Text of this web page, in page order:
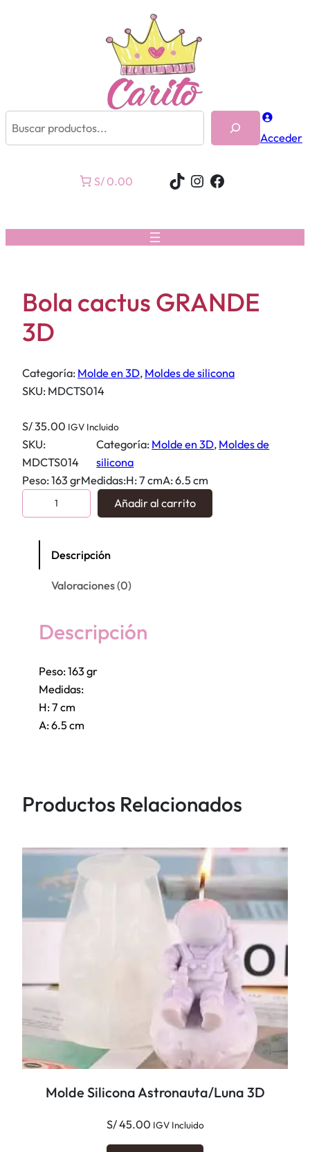
Acceder
S/ 0.00 TikTok
Instagram
Facebook
Bola cactus GRANDE
3D
Categoría: Molde en 3D, Moldes de silicona
SKU: MDCTS014
S/35.00 IGV Incluido
SKU:
MDCTS014
Categoría: Molde en 3D, Moldes de
silicona
Peso: 163 grMedidas:H: 7 cmA: 6.5 cm
o
D
n
Añadir al carrito
Descripción
Valoraciones (0)
Descripción
Peso: 163 gr
Medidas:
H: 7 cm
A: 6.5 cm
Productos Relacionados
Molde Silicona Astronauta/Luna 3D
S/45.00 IGV Incluido